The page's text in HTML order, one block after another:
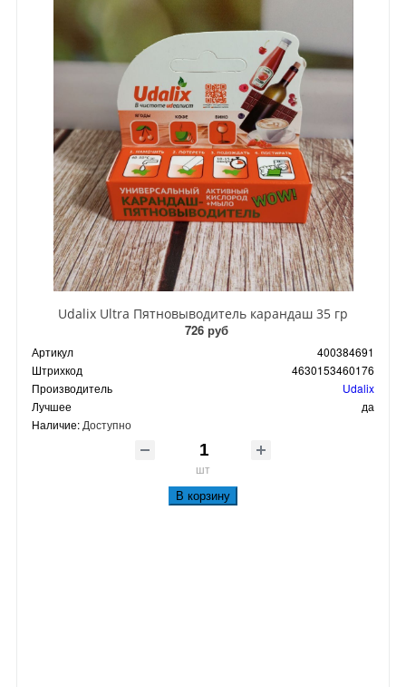
Udalix Ultra Пятновыводитель карандаш 35 гр
726 руб
Артикул
400384691
Штрихкод
4630153460176
Производитель
Udalix
Лучшее
да
Наличие: Доступно
шт
В корзину